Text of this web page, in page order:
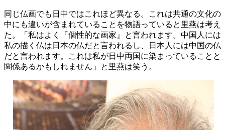
同じ仏画でも日中ではこれほど異なる。これは共通の文化の
中にも違いが含まれていることを物語っていると里燕は考え
た。「私はよく『個性的な画家』と言われます。中国人には
私の描く仏は日本の仏だと言われるし、日本人には中国の仏
だと言われます。これは私が日中両国に染まっていることと
関係あるかもしれません」と里燕は笑う。